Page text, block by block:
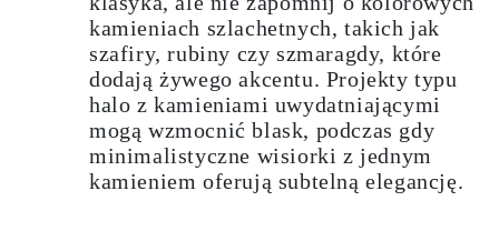
kamieniach szlachetnych, takich jak
szafiry, rubiny czy szmaragdy, które
dodają żywego akcentu. Projekty typu
halo z kamieniami uwydatniającymi
mogą wzmocnić blask, podczas gdy
minimalistyczne wisiorki z jednym
kamieniem oferują subtelną elegancję.